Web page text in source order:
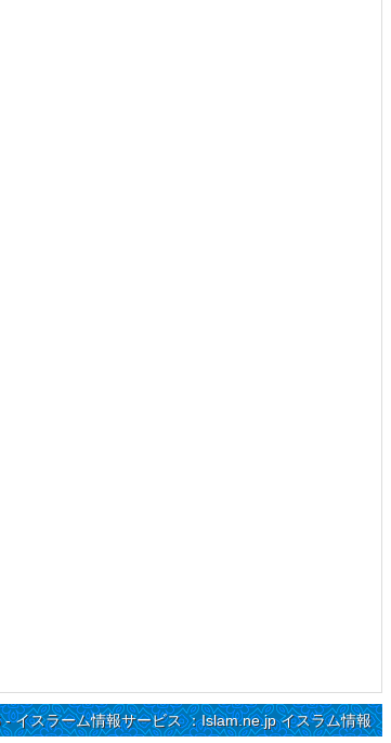
イスラーム情報サービス ：Islam.ne.jp イスラム情報